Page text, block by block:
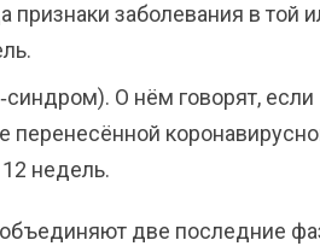
признаки заболевания в той
О нём говорят, если
недель.
две последние